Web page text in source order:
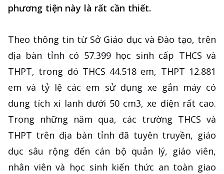
phương tiện này là rất cần thiết.
Theo thông tin từ Sở Giáo dục và Đào tạo, trên
địa bàn tỉnh có 57.399 học sinh cấp THCS và
THPT, trong đó THCS 44.518 em, THPT 12.881
em và tỷ lệ các em sử dụng xe gắn máy có
dung tích xi lanh dưới 50 cm3, xe điện rất cao.
Trong những năm qua, các trường THCS và
THPT trên địa bàn tỉnh đã tuyên truyền, giáo
dục sâu rộng đến cán bộ quản lý, giáo viên,
nhân viên và học sinh kiến thức an toàn giao